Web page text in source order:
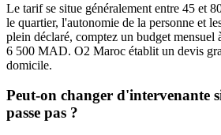
Le tarif se situe généralement entre 45 et
le quartier, l'autonomie de la personne et
plein déclaré, comptez un budget mensuel
6 500 MAD. O2 Maroc établit un devis
domicile.
Peut-on changer d'intervenante
passe pas ?